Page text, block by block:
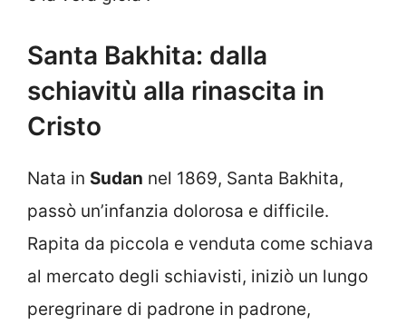
Santa Bakhita: dalla
schiavitù alla rinascita in
Cristo
Nata in Sudan nel 1869, Santa Bakhita,
passò un’infanzia dolorosa e difficile.
Rapita da piccola e venduta come schiava
al mercato degli schiavisti, iniziò un lungo
peregrinare di padrone in padrone,